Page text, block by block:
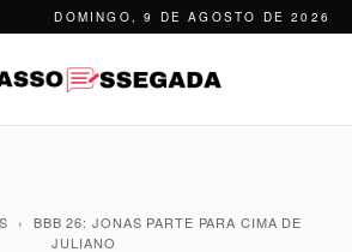
DOMINGO, 9 DE AGOSTO DE 2026
›
BBB 26: JONAS PARTE PARA CIMA DE
JULIANO